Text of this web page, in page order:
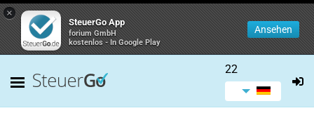
×
SteuerGo App
forium GmbH
kostenlos - In Google Play
Ansehen
22